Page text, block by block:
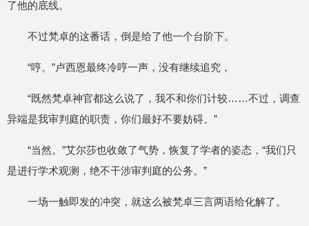
了他的底线。
不过梵卓的这番话，倒是给了他一个台阶下。
“哼。”卢西恩最终冷哼一声，没有继续追究，
“既然梵卓神官都这么说了，我不和你们计较……不过，调查
异端是我审判庭的职责，你们最好不要妨碍。”
“当然。”艾尔莎也收敛了气势，恢复了学者的姿态，“我们只
是进行学术观测，绝不干涉审判庭的公务。”
一场一触即发的冲突，就这么被梵卓三言两语给化解了。